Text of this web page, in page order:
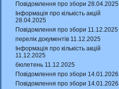
Повідомлення про збори 28.04.2025
Інформація про кількість акцій
28.04.2025
Повідомлення про збори 11.12.2025
перелік документів 11.12.2025
Інформація про кількість акцій
11.12.2025
бюлетень 11.12.2025
Повідомлення про збори 14.01.2026
Повідомлення про збори 14.01.2026